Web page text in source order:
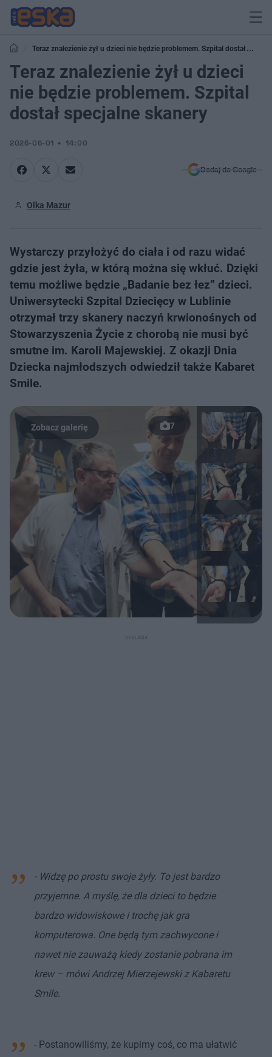
Teraz znalezienie żył u dzieci nie będzie problemem. Szpital dostał
specjalne skanery
Teraz znalezienie żył u dzieci
nie będzie problemem. Szpital
dostał specjalne skanery
2026-06-01 14:00
Dodaj do Google
Olka Mazur
Wystarczy przyłożyć do ciała i od razu widać
gdzie jest żyła, w którą można się wkłuć. Dzięki
temu możliwe będzie „Badanie bez łez” dzieci.
Uniwersytecki Szpital Dziecięcy w Lublinie
otrzymał trzy skanery naczyń krwionośnych od
Stowarzyszenia Życie z chorobą nie musi być
smutne im. Karoli Majewskiej. Z okazji Dnia
Dziecka najmłodszych odwiedził także Kabaret
Smile.
7
- Widzę po prostu swoje żyły. To jest bardzo
przyjemne. A myślę, że dla dzieci to będzie
bardzo widowiskowe i trochę jak gra
komputerowa. One będą tym zachwycone i
nawet nie zauważą kiedy zostanie pobrana im
krew – mówi Andrzej Mierzejewski z Kabaretu
Smile.
- Postanowiliśmy, że kupimy coś, co ma ułatwić